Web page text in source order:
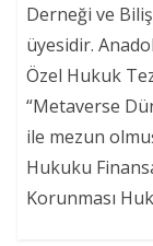
Derneği ve
üyesidir.
Özel Hukuk
“Metaverse
ile mezun
Hukuku
Korunması